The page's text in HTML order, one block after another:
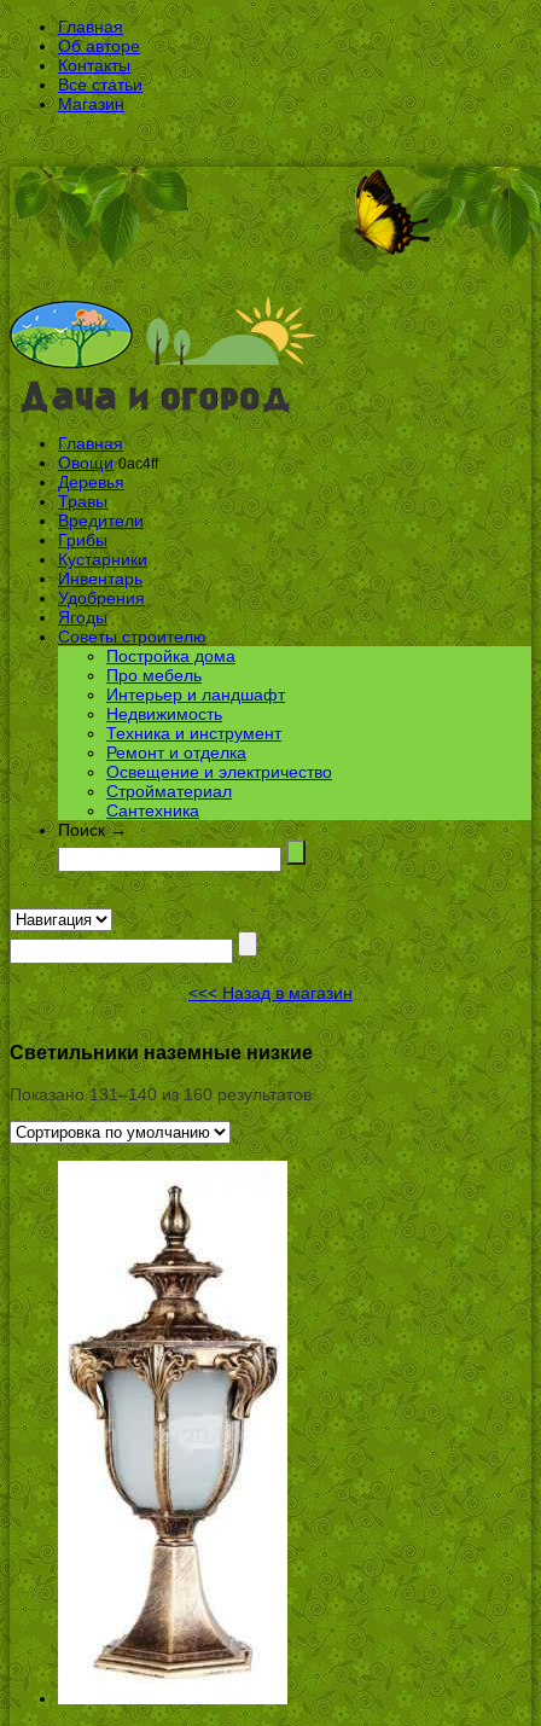
Главная
Об авторе
Контакты
Все статьи
Магазин
Главная
Овощи 0ac4ff
Деревья
Травы
Вредители
Грибы
Кустарники
Инвентарь
Удобрения
Ягоды
Советы строителю
Постройка дома
Про мебель
Интерьер и ландшафт
Недвижимость
Техника и инструмент
Ремонт и отделка
Освещение и электричество
Стройматериал
Сантехника
Поиск →
<<< Назад в магазин
Светильники наземные низкие
Показано 131–140 из 160 результатов